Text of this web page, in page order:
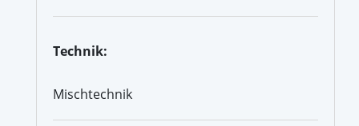
Technik:
Mischtechnik